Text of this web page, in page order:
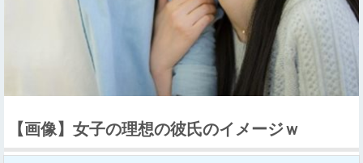
【画像】女子の理想の彼氏のイメージｗ